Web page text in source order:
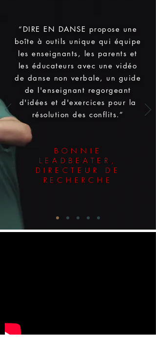
“DIRE EN DANSE propose une
boîte à outils unique qui équipe
les enseignants, les parents et
les éducateurs avec une vidéo
de danse non verbale, un guide
de l'enseignant regorgeant
d'idées et d'exercices pour la
résolution des conflits.”
BONNIE
LEADBEATER,
DIRECTEUR DE
RECHERCHE